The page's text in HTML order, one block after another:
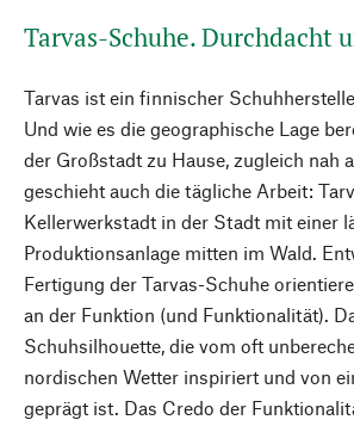
Tarvas-Schuhe. Durchdacht
Tarvas ist ein finnischer
Und wie es die geographische Lage
der Großstadt zu Hause, zugleich nah
geschieht auch die tägliche Arbeit:
Kellerwerkstadt in der Stadt mit einer
Produktionsanlage mitten im Wald.
Fertigung der Tarvas-Schuhe
an der Funktion (und Funktionalität).
Schuhsilhouette, die vom oft
nordischen Wetter inspiriert und von
geprägt ist. Das Credo der